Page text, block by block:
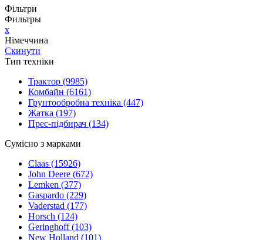
Фільтри
Фильтры
x
Німеччина
Скинути
Тип техніки
Трактор (9985)
Комбайн (6161)
Грунтообробна техніка (447)
Жатка (197)
Прес-підбирач (134)
Сумісно з марками
Claas (15926)
John Deere (672)
Lemken (377)
Gaspardo (229)
Vaderstad (177)
Horsch (124)
Geringhoff (103)
New Holland (101)